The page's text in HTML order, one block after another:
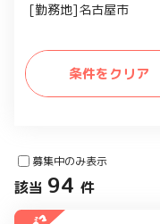
[勤務地]名古屋市
条件をクリア
該当 94 件
募集中のみ表示